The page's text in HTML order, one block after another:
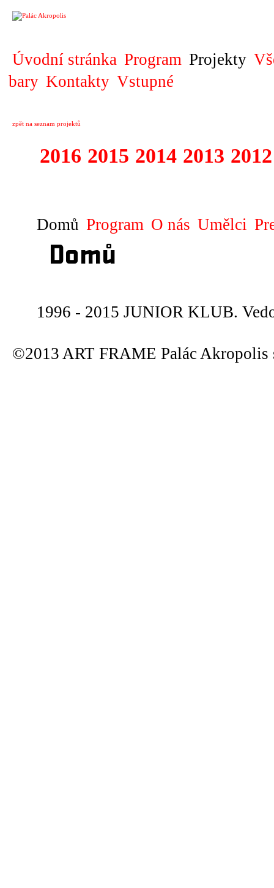
Úvodní stránka Program Projekty
bary Kontakty Vstupné
zpět na seznam projektů
2016 2015 2014 2013 2012
Domů Program O nás Umělci
Domů
1996 - 2015 JUNIOR KLUB.
©2013 ART FRAME Palác Akropolis